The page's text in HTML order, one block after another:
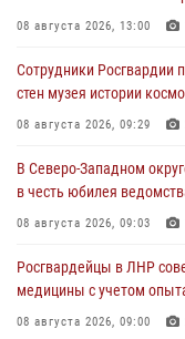
08 августа 2026, 13:00
Сотрудники Росгвардии
стен музея истории
08 августа 2026, 09:29
В Северо-Западном
в честь юбилея
08 августа 2026, 09:03
Росгвардейцы в ЛНР
медицины с учетом
08 августа 2026, 09:00